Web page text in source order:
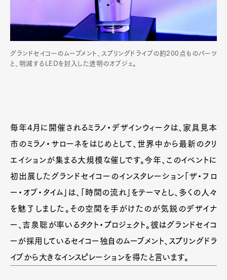
グランドセイコーのムーブメント、スプリングドライブの約200点ものパーツ
と、明滅するLEDを封入した透明のオブジェ。
毎年4月に開催されるミラノ・デザインウィークは、家具見本
市のミラノ・サローネをはじめとして、世界中から最新のクリ
エイションが集まる大規模な催しです。今年、このイベントに
初出展したグランドセイコーのインスタレーション「ザ・フロ
ー・オブ・タイム」は、「時間の流れ」をテーマとし、多くの人々
を魅了しました。その空間を手がけたのが気鋭のデザイナ
ー、吉泉聡が率いるタクト・プロジェクト。彼はグランドセイコ
ーが採用しているセイコー独自のムーブメント、スプリングドラ
イブから大きなインスピレーションを得たと言います。